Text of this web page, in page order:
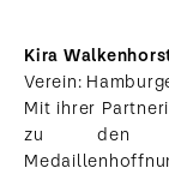
Kira
Verein:
Mit ihrer
zu den